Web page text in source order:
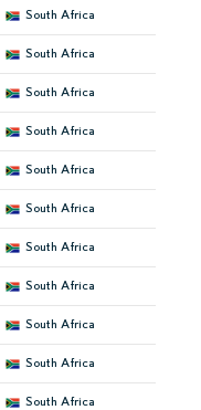
South Africa
South Africa
South Africa
South Africa
South Africa
South Africa
South Africa
South Africa
South Africa
South Africa
South Africa